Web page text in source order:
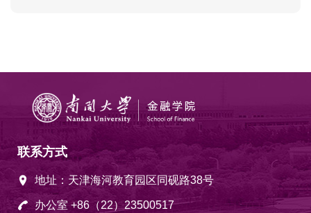
联系方式
地址：天津海河教育园区同砚路38号
办公室 +86（22）23500517